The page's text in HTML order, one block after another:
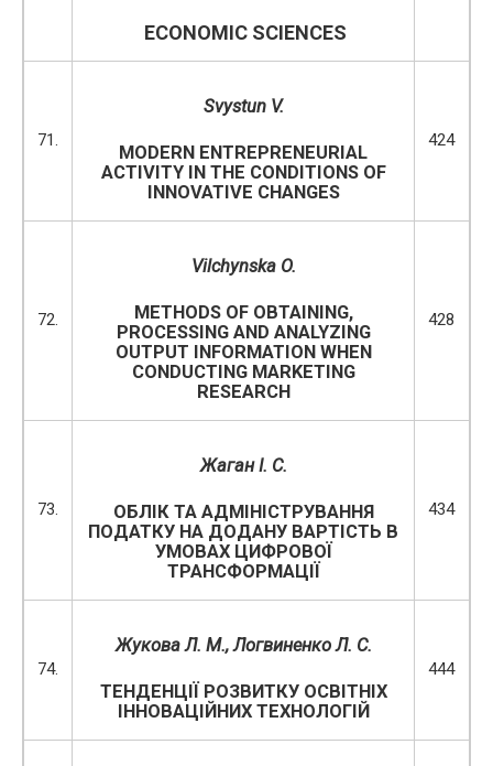
ECONOMIC SCIENCES
71.
Svystun V.
MODERN ENTREPRENEURIAL
ACTIVITY IN THE CONDITIONS OF
INNOVATIVE CHANGES
424
72.
Vilchynska O.
METHODS OF OBTAINING,
PROCESSING AND ANALYZING
OUTPUT INFORMATION WHEN
CONDUCTING MARKETING
RESEARCH
428
73.
Жаган І. С.
ОБЛІК ТА АДМІНІСТРУВАННЯ
ПОДАТКУ НА ДОДАНУ ВАРТІСТЬ В
УМОВАХ ЦИФРОВОЇ
ТРАНСФОРМАЦІЇ
434
74.
Жукова Л. М., Логвиненко Л. С.
ТЕНДЕНЦІЇ РОЗВИТКУ ОСВІТНІХ
ІННОВАЦІЙНИХ ТЕХНОЛОГІЙ
444